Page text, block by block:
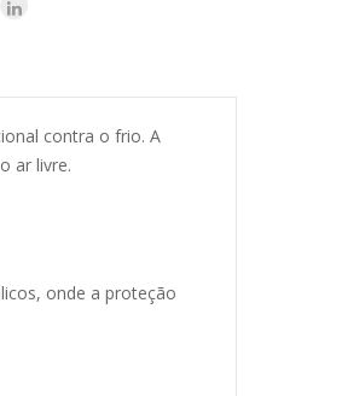
contra o frio. A
ar livre.
onde a proteção